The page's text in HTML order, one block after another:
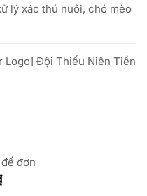
lý xác thú nuôi, chó mèo
Logo] Đội Thiếu Niên Tiền
đơn
Khoảng